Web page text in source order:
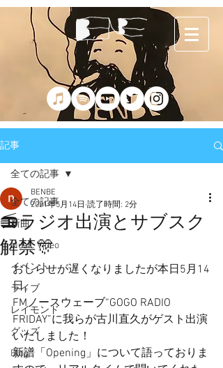
記事
全ての記事
新曲
Music Video
イベント
ライブ
レイモンド
グッズ
Blog
全ての記事
📻ラジオ出演とサブスク
解禁🎊
BENBE
2021年5月14日 読了時間: 2分
おしらせが遅くなりましたが本日5月14
日。
FMノースウェーブ“GOGO RADIO
FRIDAY”に我らが古川直久がゲスト出演
いたしました！
新譜「Opening」について語っておりま